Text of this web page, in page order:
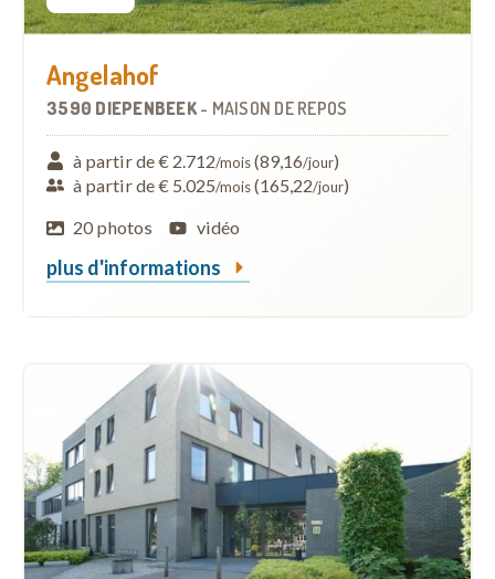
Angelahof
3590 DIEPENBEEK- MAISON DE REPOS
à partir de € 2.712/mois(89,16/jour)
à partir de € 5.025/mois(165,22/jour)
20 photos
vidéo
plus d'informations